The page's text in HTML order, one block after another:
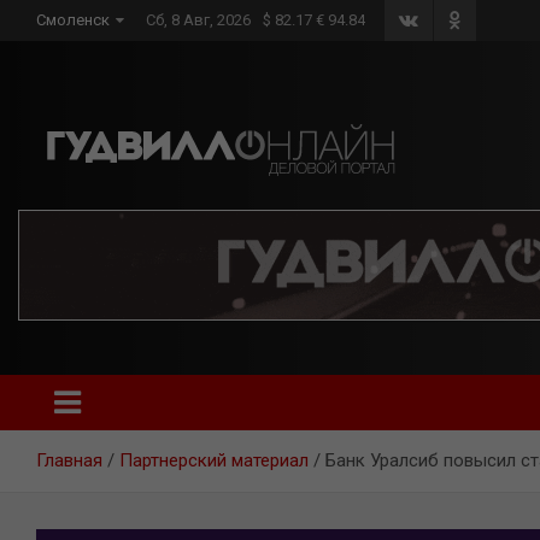
Смоленск Сб, 8 Авг, 2026 $ 82.17 € 94.84
Главная Партнерский материал Банк Уралсиб повысил